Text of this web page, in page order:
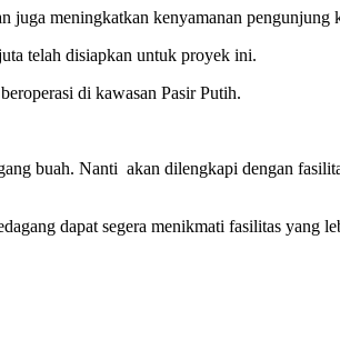
juga meningkatkan kenyamanan pengunjung
telah disiapkan untuk proyek ini.
di kawasan Pasir Putih.
buah. Nanti akan dilengkapi dengan
dapat segera menikmati fasilitas yang